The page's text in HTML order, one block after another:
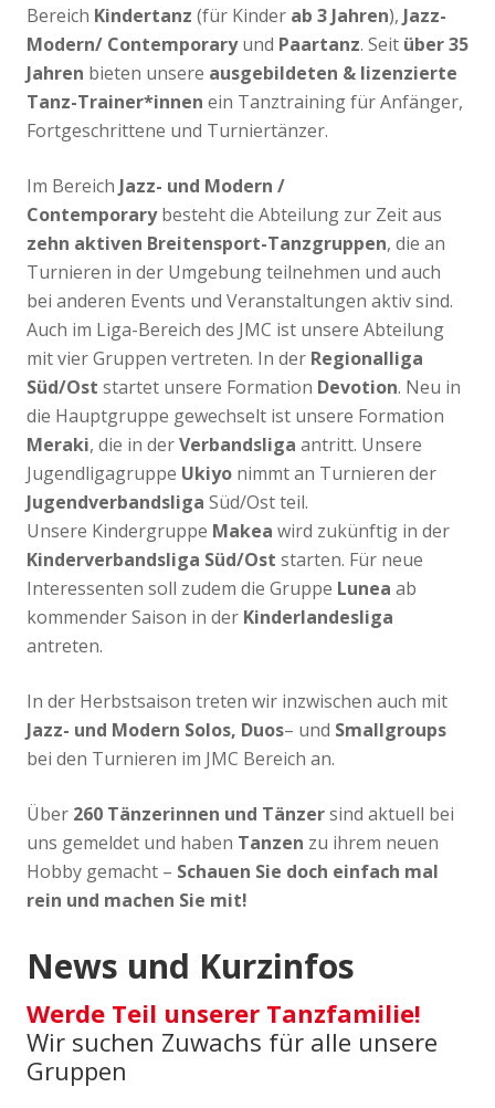
Bereich Kindertanz (für Kinder ab 3 Jahren), Jazz-
Modern/ Contemporaryund Paartanz. Seit über 35
Jahren bieten unsere ausgebildeten & lizenzierte
Tanz-Trainer*innen ein Tanztraining für Anfänger,
Fortgeschrittene und Turniertänzer.
Im Bereich Jazz- und Modern /
Contemporarybesteht die Abteilung zur Zeit aus
zehn aktiven Breitensport-Tanzgruppen, die an
Turnieren in der Umgebung teilnehmen und auch
bei anderen Events und Veranstaltungen aktiv sind.
Auch im Liga-Bereich des JMC ist unsere Abteilung
mit vier Gruppen vertreten. In der Regionalliga
Süd/Ost startet unsere Formation Devotion. Neu in
die Hauptgruppe gewechselt ist unsere Formation
Meraki, die in derVerbandsliga antritt. Unsere
Jugendligagruppe Ukiyo nimmt an Turnieren der
Jugendverbandsliga Süd/Ost teil.
Unsere Kindergruppe Makea wird zukünftig in der
Kinderverbandsliga Süd/Ost starten. Für neue
Interessenten soll zudem die Gruppe Lunea ab
kommender Saison in der Kinderlandesliga
antreten.
In der Herbstsaison treten wir inzwischen auch mit
Jazz- und Modern Solos, Duos– und Smallgroups
bei den Turnieren im JMC Bereich an.
Über 260 Tänzerinnen und Tänzersind aktuell bei
uns gemeldet und haben Tanzen zu ihrem neuen
Hobby gemacht – Schauen Sie doch einfach mal
rein und machen Sie mit!
News und Kurzinfos
Werde Teil unserer Tanzfamilie!
Wir suchen Zuwachs für alle unsere
Gruppen